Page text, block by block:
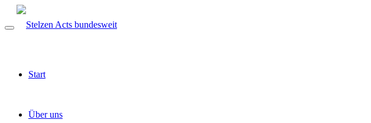
Start
Über uns